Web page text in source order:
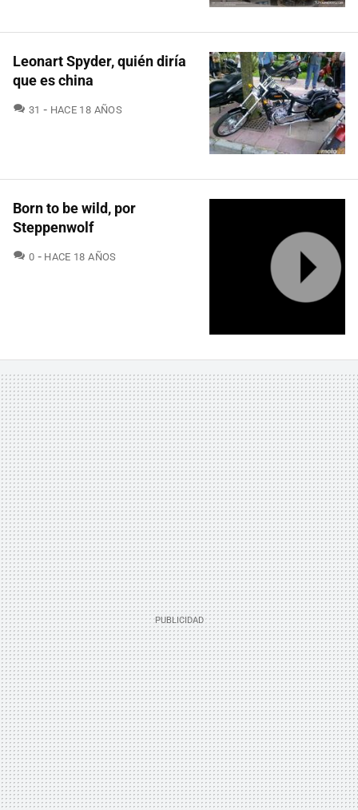
Leonart Spyder, quién diría
que es china
31 COMENTARIOS
HACE 18 AÑOS
Born to be wild, por
Steppenwolf
0 COMENTARIOS
HACE 18 AÑOS